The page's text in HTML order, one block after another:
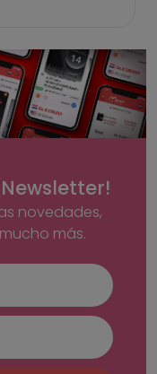
novedades,
más.